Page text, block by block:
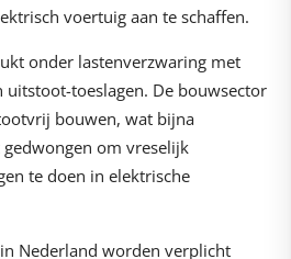
voertuig aan te schaffen.
onder lastenverzwaring met
uitstoot-toeslagen. De bouwsector
bouwen, wat bijna
om vreselijk
te doen in elektrische
Nederland worden verplicht